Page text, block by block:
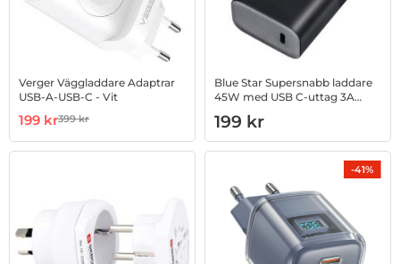
Verger Väggladdare Adaptrar
USB-A-USB-C - Vit
Art. nr 1002942204
rea pris
199 krtidigare pris
399 kr
Blue Star Supersnabb laddare
45W med USB C-uttag 3A
Art. nr 1002942349
199 kr
-41%